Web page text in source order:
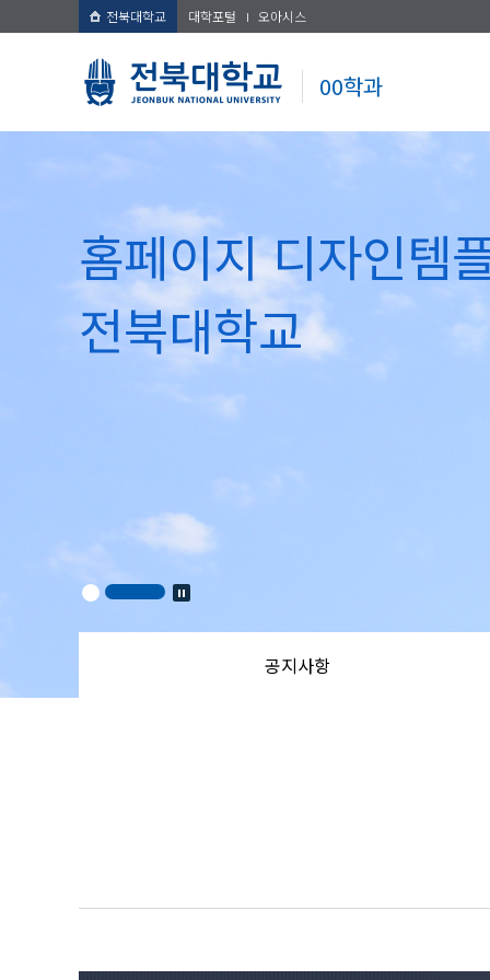
전북대학교 대학포털 오아시스
00학과
홈페이지 디자인템
전북대학교